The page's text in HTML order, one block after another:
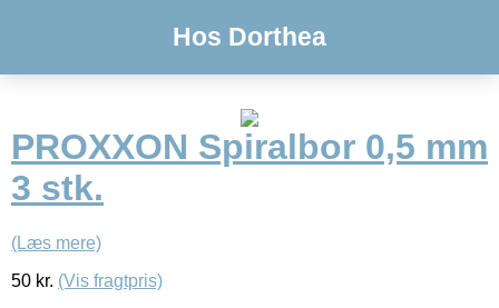
Hos Dorthea
PROXXON Spiralbor 0,5 mm
3 stk.
(Læs mere)
50 kr. (Vis fragtpris)